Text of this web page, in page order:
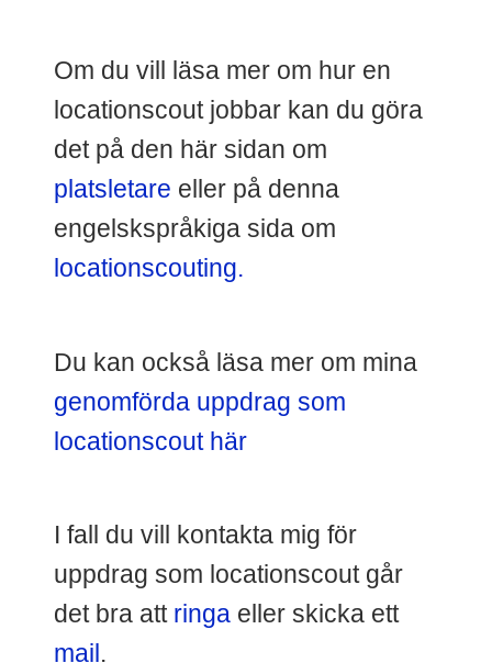
Om du vill läsa mer om hur en
locationscout jobbar kan du göra
det på den här sidan om
platsletare eller på denna
engelskspråkiga sida om
locationscouting.
Du kan också läsa mer om mina
genomförda uppdrag som
locationscout här
I fall du vill kontakta mig för
uppdrag som locationscout går
det bra att ringa eller skicka ett
mail .